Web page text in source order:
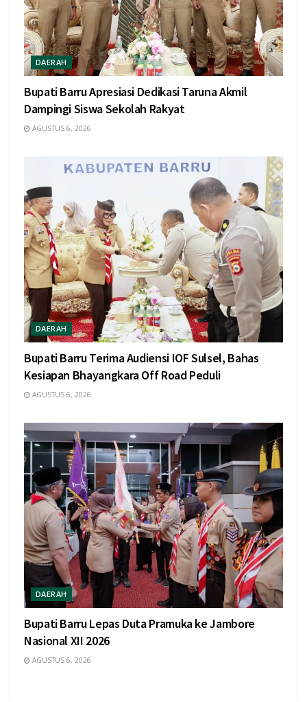
DAERAH
Bupati Barru Apresiasi Dedikasi Taruna Akmil
Dampingi Siswa Sekolah Rakyat
AGUSTUS 6, 2026
DAERAH
Bupati Barru Terima Audiensi IOF Sulsel, Bahas
Kesiapan Bhayangkara Off Road Peduli
AGUSTUS 6, 2026
DAERAH
Bupati Barru Lepas Duta Pramuka ke Jambore
Nasional XII 2026
AGUSTUS 6, 2026